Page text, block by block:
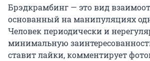
Брэдкрамбинг — это вид
основанный на манипуляциях
Человек периодически и
минимальную
ставит лайки, комментирует